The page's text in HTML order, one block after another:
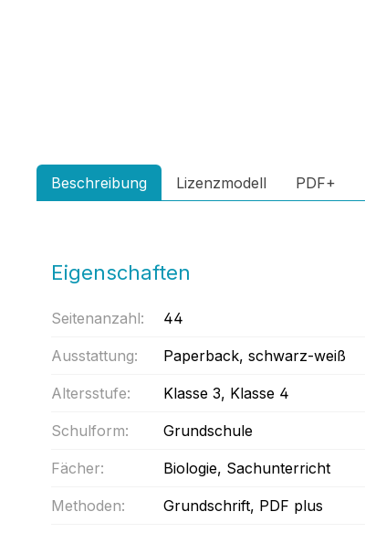
Beschreibung Lizenzmodell PDF+
Eigenschaften
Seitenanzahl: 44
Ausstattung: Paperback, schwarz-weiß
Altersstufe: Klasse 3, Klasse 4
Schulform: Grundschule
Fächer: Biologie, Sachunterricht
Methoden: Grundschrift, PDF plus